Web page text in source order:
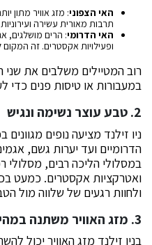
האי הצפוני: מזג אוויר מתון
תרבות מאורית עשירה
האי הדרומי: הרים מושלגים,
ופעילויות אקסטרים. זה
רוב המטיילים משלבים את
במעבורות או טיסות פנים כדי
2. טבע עוצר נשימה ונגיש
ניו זילנד מציעה נופים
הדרומיים ועד יערות גשם,
במסלולי הליכה רבים, מסלולי
ואטרקציות אקסטרים. כמעט
ולחוות רגעים של שלווה מול
3. מזג האוויר משתנה במהירות
בניו זילנד מזג האוויר יכול